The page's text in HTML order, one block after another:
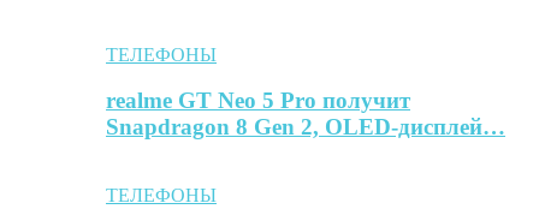
ТЕЛЕФОНЫ
realme GT Neo 5 Pro получит
Snapdragon 8 Gen 2, OLED-дисплей…
ТЕЛЕФОНЫ